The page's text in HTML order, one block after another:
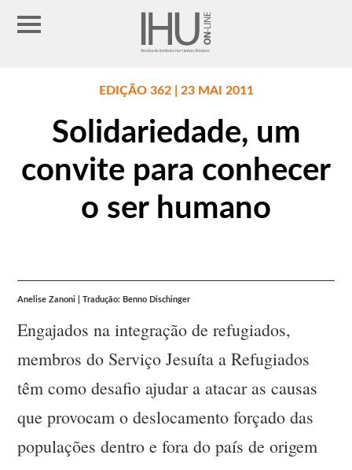
EDIÇÃO 362 | 23 MAI 2011
Solidariedade, um
convite para conhecer
o ser humano
Anelise Zanoni | Tradução: Benno Dischinger
Engajados na integração de refugiados,
membros do Serviço Jesuíta a Refugiados
têm como desafio ajudar a atacar as causas
que provocam o deslocamento forçado das
populações dentro e fora do país de origem